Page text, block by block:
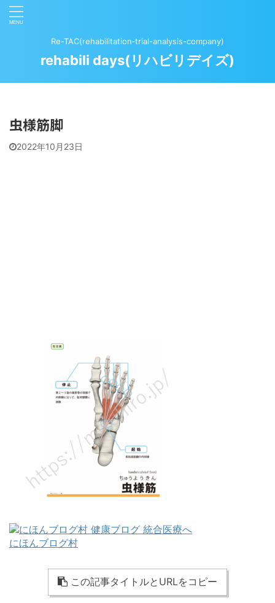
Re-TAC(rehabilitation‐trial-analysis-company)
rehabili days(リハビリデイズ)
虫様筋脚
2022年10月23日
にほんブログ村
この記事タイトルとURLをコピー